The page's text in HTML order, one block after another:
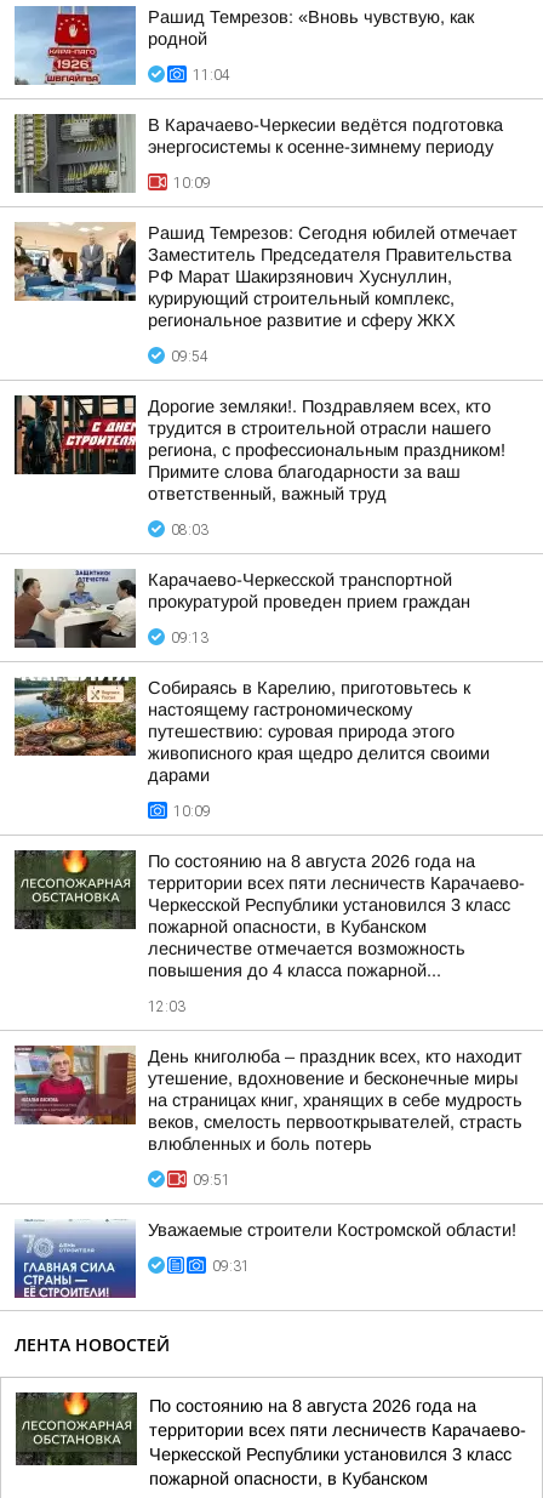
Рашид Темрезов: «Вновь чувствую, как
родной
11:04
В Карачаево-Черкесии ведётся подготовка
энергосистемы к осенне-зимнему периоду
10:09
Рашид Темрезов: Сегодня юбилей отмечает
Заместитель Председателя Правительства
РФ Марат Шакирзянович Хуснуллин,
курирующий строительный комплекс,
региональное развитие и сферу ЖКХ
09:54
Дорогие земляки!. Поздравляем всех, кто
трудится в строительной отрасли нашего
региона, с профессиональным праздником!
Примите слова благодарности за ваш
ответственный, важный труд
08:03
Карачаево-Черкесской транспортной
прокуратурой проведен прием граждан
09:13
Собираясь в Карелию, приготовьтесь к
настоящему гастрономическому
путешествию: суровая природа этого
живописного края щедро делится своими
дарами
10:09
По состоянию на 8 августа 2026 года на
территории всех пяти лесничеств Карачаево-
Черкесской Республики установился 3 класс
пожарной опасности, в Кубанском
лесничестве отмечается возможность
повышения до 4 класса пожарной...
12:03
День книголюба – праздник всех, кто находит
утешение, вдохновение и бесконечные миры
на страницах книг, хранящих в себе мудрость
веков, смелость первооткрывателей, страсть
влюбленных и боль потерь
09:51
Уважаемые строители Костромской области!
09:31
ЛЕНТА НОВОСТЕЙ
По состоянию на 8 августа 2026 года на
территории всех пяти лесничеств Карачаево-
Черкесской Республики установился 3 класс
пожарной опасности, в Кубанском